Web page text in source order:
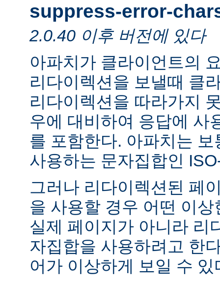
suppress-error-
2.0.40 이후 버전에 있다
아파치가 클라이언트의
리다이렉션을 보낼때 클
리다이렉션을 따라가지
우에 대비하여 응답에 사
를 포함한다. 아파치는
사용하는 문자집합인
그러나 리다이렉션된 페
을 사용할 경우 어떤 이
실제 페이지가 아니라 리
자집합을 사용하려고 한
어가 이상하게 보일 수 있